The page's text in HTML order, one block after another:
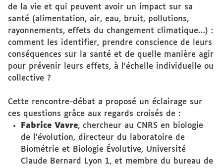
de la vie et qui peuvent avoir un impact sur sa
santé (alimentation, air, eau, bruit, pollutions,
rayonnements, effets du changement climatique…) :
comment les identifier, prendre conscience de leurs
conséquences sur la santé et de quelle manière agir
pour prévenir leurs effets, à l’échelle individuelle ou
collective ?
Cette rencontre-débat a proposé un éclairage sur
ces questions grâce aux regards croisés de :
Fabrice Vavre, chercheur au CNRS en biologie
de l’évolution, directeur du laboratoire de
Biométrie et Biologie Évolutive, Université
Claude Bernard Lyon 1, et membre du bureau de